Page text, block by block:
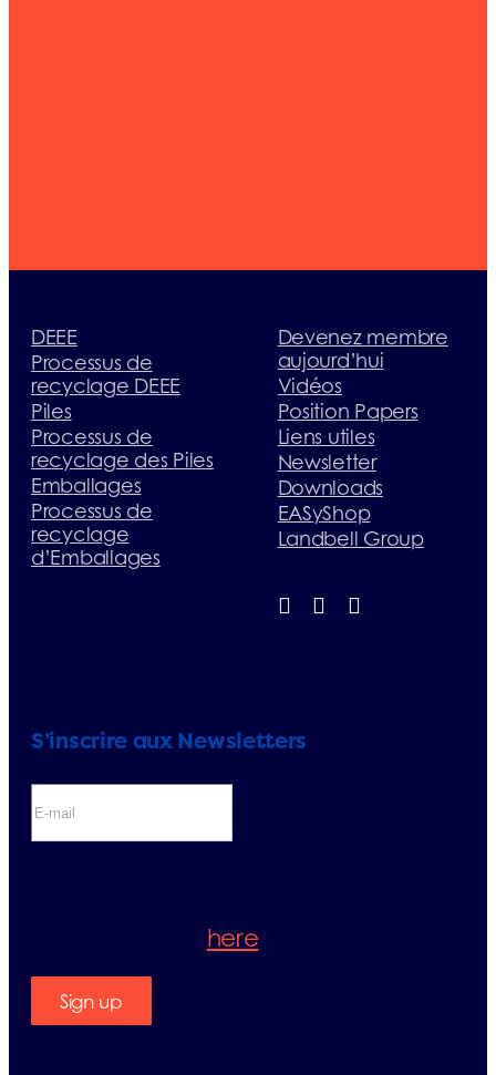
DEEE
Processus de
recyclage DEEE
Piles
Processus de
recyclage des Piles
Emballages
Processus de
recyclage
d’Emballages
Devenez membre
aujourd’hui
Vidéos
Position Papers
Liens utiles
Newsletter
Downloads
EASyShop
Landbell Group
S’inscrire aux Newsletters
here
Sign up